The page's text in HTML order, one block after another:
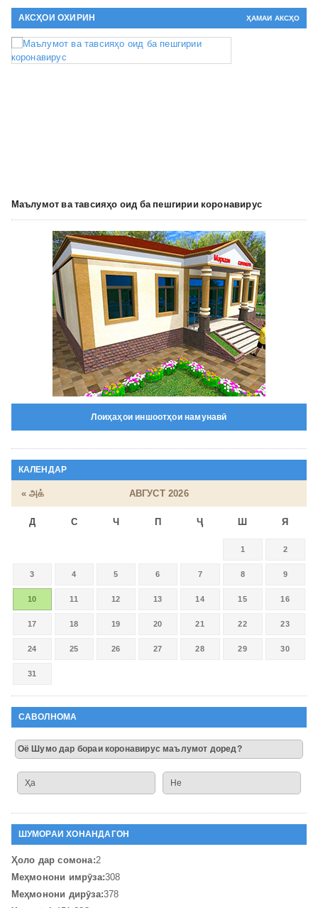
АКСҲОИ ОХИРИН ҲАМАИ АКСҲО
Маълумот ва тавсияҳо оид ба пешгирии коронавирус
Лоиҳаҳои иншоотҳои намунавӣ
КАЛЕНДАР
АВГУСТ 2026
Д С Ч П Ҷ Ш Я
« அக்
1 2
3 4 5 6 7 8 9
10 11 12 13 14 15 16
17 18 19 20 21 22 23
24 25 26 27 28 29 30
31
САВОЛНОМА
Оё Шумо дар бораи коронавирус маълумот доред?
Ҳа Не
ШУМОРАИ ХОНАНДАГОН
Ҳоло дар сомона:2
Меҳмонони имрӯза:308
Меҳмонони дирӯза:378